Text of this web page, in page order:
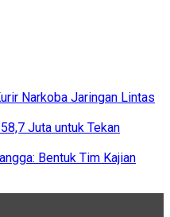
Narkoba Jaringan Lintas
Juta untuk Tekan
Bentuk Tim Kajian